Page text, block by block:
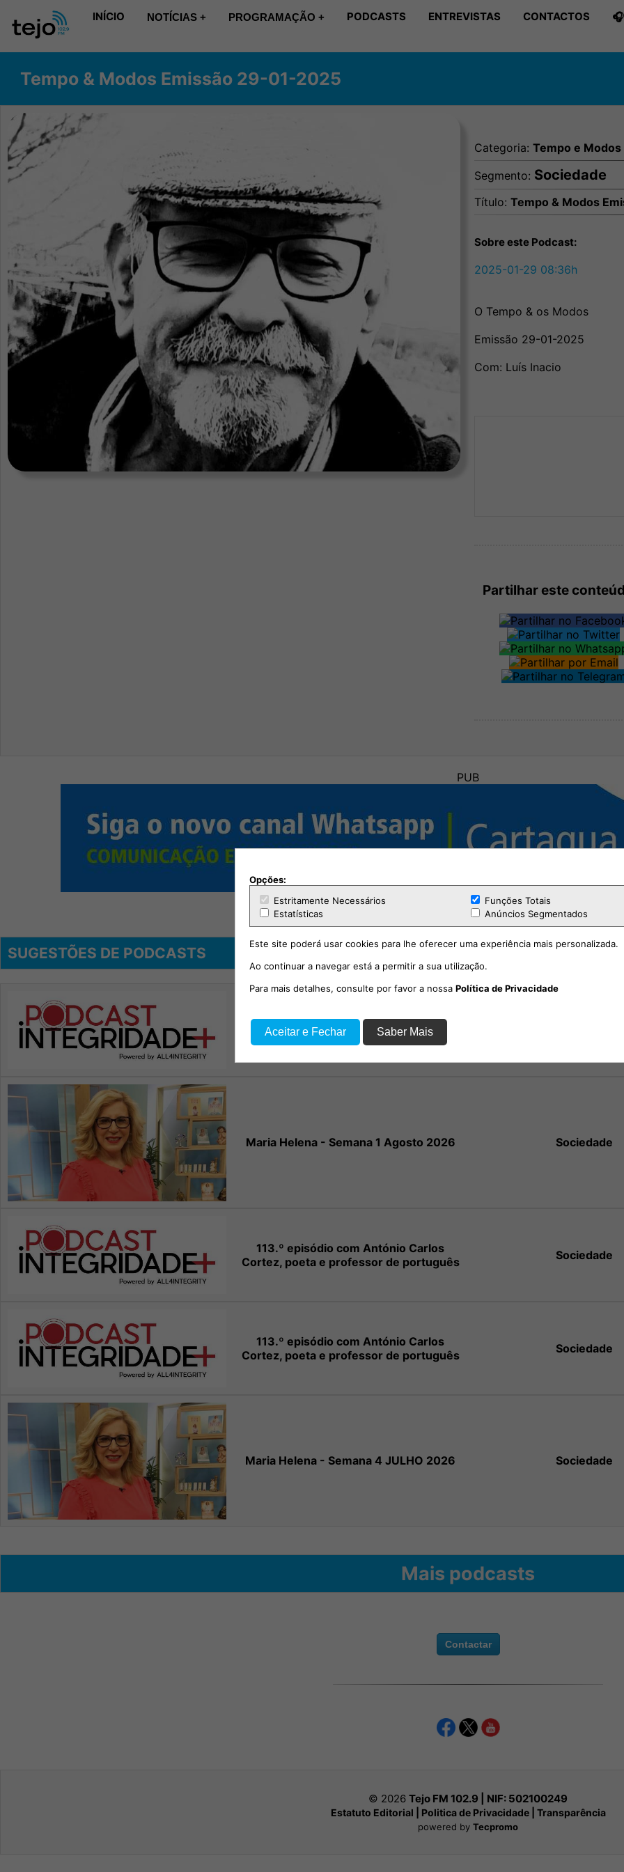
INÍCIO NOTÍCIAS + PROGRAMAÇÃO + PODCASTS ENTREVISTAS CONTACTOS
Tempo & Modos Emissão 29-01-2025
Categoria: Tempo e Modos
Segmento: Sociedade
Título: Tempo & Modos
Sobre este Podcast:
2025-01-29 08:36h
O Tempo & os Modos
Emissão 29-01-2025
Com: Luís Inacio
Partilhar este
PUB
SUGESTÕES DE PODCASTS
114.º episódio com o social-democrata,
Miguel Poiares Maduro.
Maria Helena - Semana 1 Agosto 2026 Sociedade
113.º episódio com António Carlos
Cortez, poeta e professor de português
Sociedade
113.º episódio com António Carlos
Cortez, poeta e professor de português
Sociedade
Maria Helena - Semana 4 JULHO 2026 Sociedade
Mais podcasts
Contactar
© 2026 Tejo FM 102.9 | NIF: 502100249
Estatuto Editorial Politica de Privacidade| Transparência
powered by Tecpromo
Opções:
Estritamente Necessários
Funções Totais
Estatísticas
Anúncios Segmentados
Este site poderá usar cookies para lhe oferecer uma experiência mais personalizada.
Ao continuar a navegar está a permitir a sua utilização.
Para mais detalhes, consulte por favor a nossa Política de Privacidade
Aceitar e Fechar Saber Mais